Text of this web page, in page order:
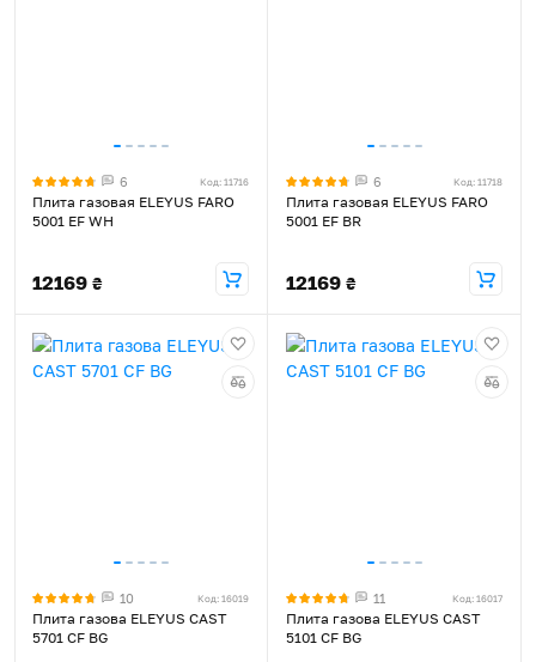
6 Код: 11716
Плита газовая ELEYUS FARO
5001 EF WH
12169 ₴
6 Код: 11718
Плита газовая ELEYUS FARO
5001 EF BR
12169 ₴
10 Код: 16019
Плита газова ELEYUS CAST
5701 CF BG
11 Код: 16017
Плита газова ELEYUS CAST
5101 CF BG